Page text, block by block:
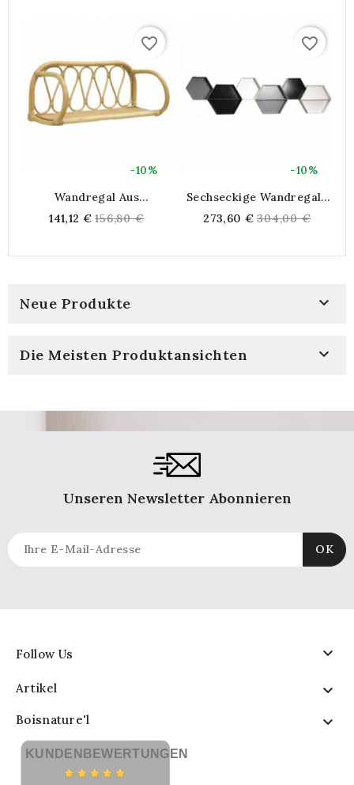
-10%
favorite_border
Wandregal Aus
Regal
141,12 € Regular
156,80 €
-10%
favorite_border
Sechseckige Wandregale
273,60 € Regular
304,00 €
Neue Produkte 
Die Meisten Produktansichten 
Unseren Newsletter Abonnieren
Follow Us 
Artikel 
Boisnature'l 
KUNDENBEWERTUNGEN